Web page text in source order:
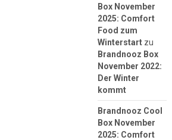
Box November
2025: Comfort
Food zum
Winterstartzu
Brandnooz Box
November 2022:
Der Winter
kommt
Brandnooz Cool
Box November
2025: Comfort